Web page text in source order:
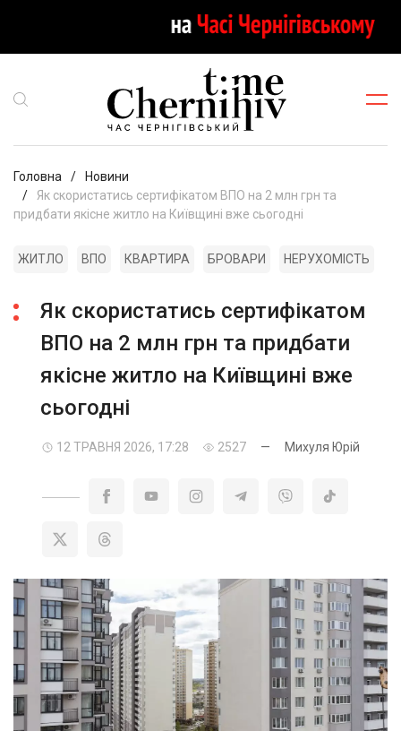
Головна
Новини
Як скористатись сертифікатом ВПО на 2 млн грн та
придбати якісне житло на Київщині вже сьогодні
ЖИТЛО ВПО КВАРТИРА БРОВАРИ НЕРУХОМІСТЬ
Як скористатись сертифікатом
ВПО на 2 млн грн та придбати
якісне житло на Київщині вже
сьогодні
12 ТРАВНЯ 2026, 17:28 2527 — Михуля Юрій